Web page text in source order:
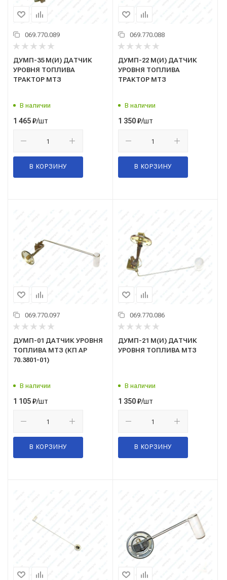
069.770.089
ДУМП-35 М(И) ДАТЧИК
УРОВНЯ ТОПЛИВА
ТРАКТОР МТЗ
В наличии
1 465₽/шт
В КОРЗИНУ
069.770.088
ДУМП-22 М(И) ДАТЧИК
УРОВНЯ ТОПЛИВА
ТРАКТОР МТЗ
В наличии
1 350₽/шт
В КОРЗИНУ
069.770.097
ДУМП-01 ДАТЧИК УРОВНЯ
ТОПЛИВА МТЗ (КП АР
70.3801-01)
В наличии
1 105₽/шт
В КОРЗИНУ
069.770.086
ДУМП-21 М(И) ДАТЧИК
УРОВНЯ ТОПЛИВА МТЗ
В наличии
1 350₽/шт
В КОРЗИНУ